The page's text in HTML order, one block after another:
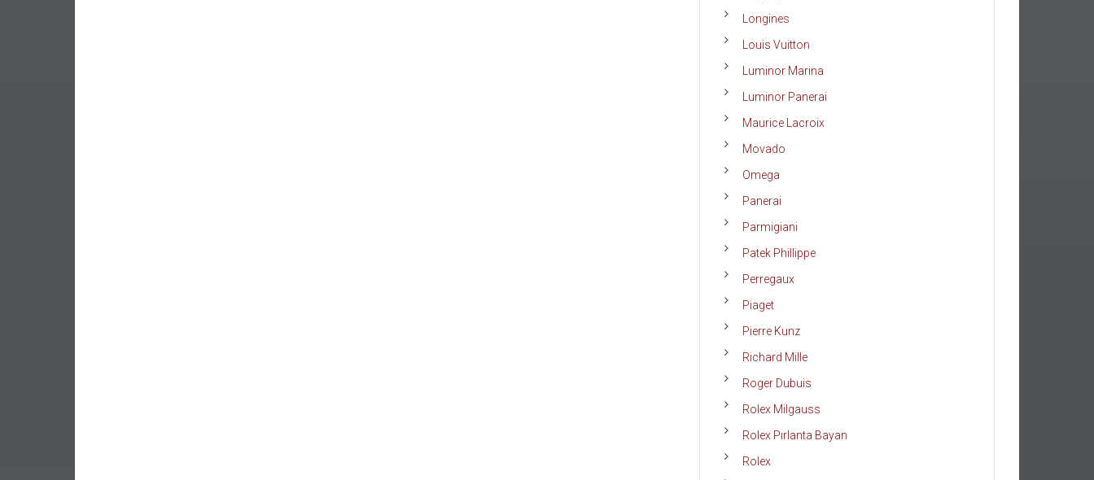
Longines
Louis Vuitton
Luminor Marina
Luminor Panerai
Maurice Lacroix
Movado
Omega
Panerai
Parmigiani
Patek Phillippe
Perregaux
Piaget
Pierre Kunz
Richard Mille
Roger Dubuis
Rolex Milgauss
Rolex Pırlanta Bayan
Rolex